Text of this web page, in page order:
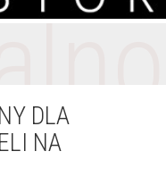
DLA
NA